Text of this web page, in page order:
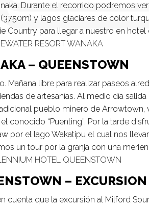
Durante el recorrido podremos
y lagos glaciares de color
Country para llegar a nuestro en hotel
RESORT WANAKA
– QUEENSTOWN
Mañana libre para realizar paseos
de artesanías. Al medio día
pueblo minero de Arrowtown,
conocido “Puenting”. Por la tarde
por el lago Wakatipu el cual nos
un tour por la granja con una
HOTEL QUEENSTOWN
–
cuenta que la excursión al Milford